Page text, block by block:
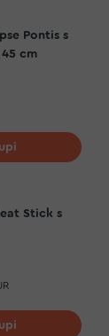
Pontis s
cm
listu želja
Stick s
listu želja